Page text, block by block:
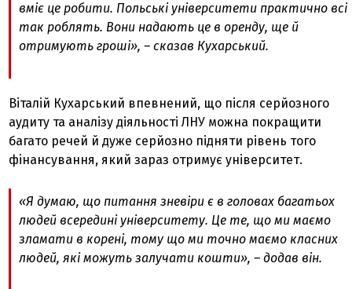
вміє це робити. Польські університети практично всі
так роблять. Вони надають це в оренду, ще й
отримують гроші», – сказав Кухарський.
Віталій Кухарський впевнений, що після серйозного
аудиту та аналізу діяльності ЛНУ можна покращити
багато речей й дуже серйозно підняти рівень того
фінансування, який зараз отримує університет.
«Я думаю, що питання зневіри є в головах багатьох
людей всередині університету. Це те, що ми маємо
зламати в корені, тому що ми точно маємо класних
людей, які можуть залучати кошти», – додав він.